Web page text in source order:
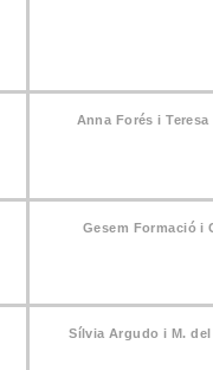
Anna Forés i
Gesem Formació i
Sílvia Argudo i M.